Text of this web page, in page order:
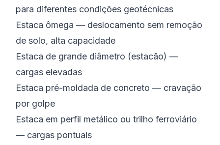
para diferentes condições geotécnicas
Estaca ômega — deslocamento sem remoção
de solo, alta capacidade
Estaca de grande diâmetro (estacão) —
cargas elevadas
Estaca pré-moldada de concreto — cravação
por golpe
Estaca em perfil metálico ou trilho ferroviário
— cargas pontuais